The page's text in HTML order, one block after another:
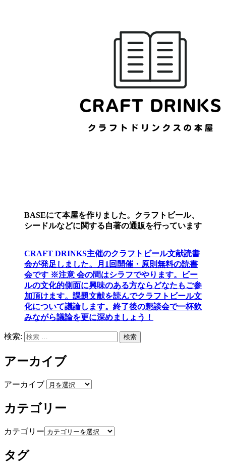
BASEにて本屋を作りました。クラフトビール、
シードルなどに関する自著の通販を行っています
CRAFT DRINKS主催のクラフトビール文献読書
会が発足しました。
月1回開催・原則無料の読書
会です ※注意 会の間はシラフでやります。
ビー
ルの文化的側面に興味のある方ならどなたもご参
加頂けます。 課題文献を読んでクラフトビール文
化について議論します。 終了後の懇談会で一杯飲
みながら議論を更に深めましょう！
検索: 検索
アーカイブ
アーカイブ
カテゴリー
カテゴリー
タグ